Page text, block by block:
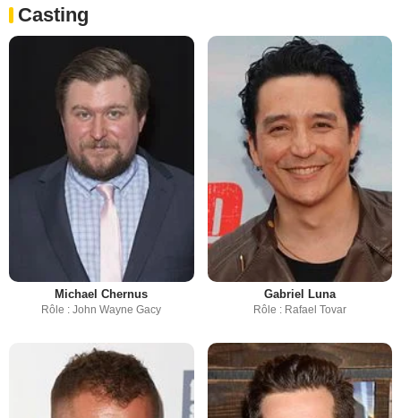
Casting
Michael Chernus
Rôle : John Wayne Gacy
Gabriel Luna
Rôle : Rafael Tovar